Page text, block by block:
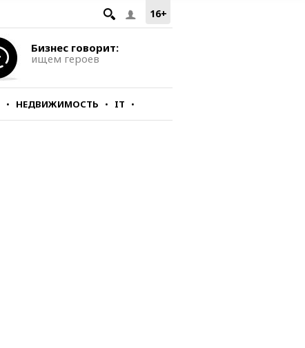
16+
Бизнес говорит:
ищем героев
НЕДВИЖИМОСТЬ IT